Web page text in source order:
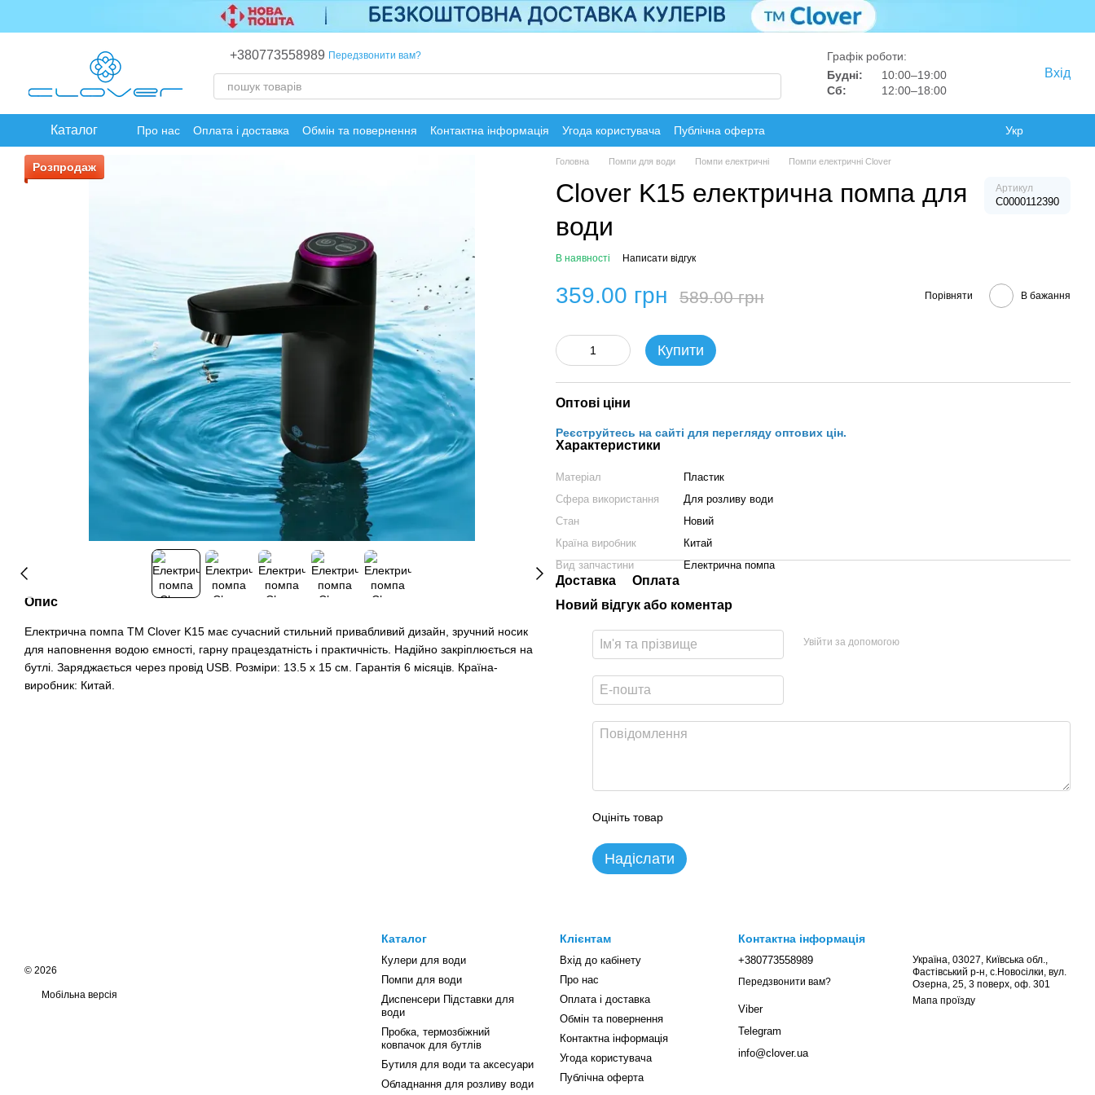
+380773558989 Передзвонити вам?
Графік роботи:
Будні:
10:00–19:00
Сб:
12:00–18:00
Вхід
Каталог Про нас Оплата і доставка Обмін та повернення Контактна інформація Угода користувача Публічна оферта Укр
Розпродаж
Опис
Електрична помпа ТМ Clover K15 має сучасний стильний привабливий дизайн, зручний носик
для наповнення водою ємності, гарну працездатність і практичність. Надійно закріплюється на
бутлі. Заряджається через провід USB. Розміри: 13.5 х 15 см. Гарантія 6 місяців. Країна-
виробник: Китай.
Головна Помпи для води Помпи електричні Помпи електричні Clover
Clover K15 електрична помпа для
води
Артикул
C0000112390
В наявності Написати відгук
359.00 грн 589.00 грн Порівняти В бажання
Купити
Оптові ціни
Реєструйтесь на сайті для перегляду оптових цін.
Характеристики
Матеріал
Пластик
Сфера використання
Для розливу води
Стан
Новий
Країна виробник
Китай
Вид запчастини
Електрична помпа
Доставка
Оплата
Новий відгук або коментар
Увійти за допомогою
Оцініть товар
Надіслати
© 2026
Мобільна версія
Каталог
Кулери для води
Помпи для води
Диспенсери Підставки для
води
Пробка, термозбіжний
ковпачок для бутлів
Бутиля для води та аксесуари
Обладнання для розливу води
Клієнтам
Вхід до кабінету
Про нас
Оплата і доставка
Обмін та повернення
Контактна інформація
Угода користувача
Публічна оферта
Контактна інформація
+380773558989
Передзвонити вам?
Viber
Telegram
info@clover.ua
Україна, 03027, Київська обл.,
Фастівський р-н, с.Новосілки, вул.
Озерна, 25, 3 поверх, оф. 301
Мапа проїзду